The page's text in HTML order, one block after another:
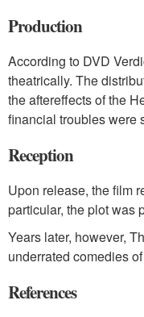
Production
According to DVD
theatrically. The
the aftereffects of the
financial troubles were
Reception
Upon release, the film
particular, the plot was
Years later, however,
underrated comedies
References